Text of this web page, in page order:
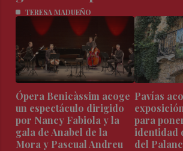
TERESA MADUEÑO
Ópera Benicàssim acoge
un espectáculo dirigido
por Nancy Fabiola y la
gala de Anabel de la
Mora y Pascual Andreu
Pavías
para
identidad
del